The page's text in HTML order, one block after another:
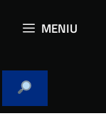
MENIU